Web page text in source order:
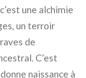
une alchimie
un terroir
de
C’est
naissance à